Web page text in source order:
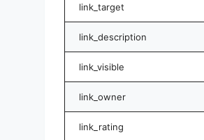
link_target
link_description
link_visible
link_owner
link_rating